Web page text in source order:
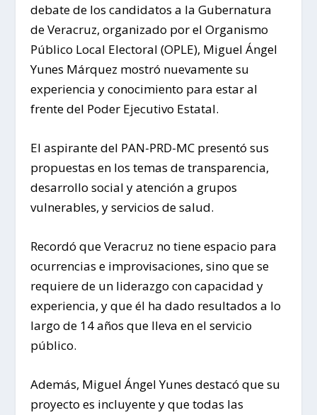
debate de los candidatos a la Gubernatura
de Veracruz, organizado por el Organismo
Público Local Electoral (OPLE), Miguel Ángel
Yunes Márquez mostró nuevamente su
experiencia y conocimiento para estar al
frente del Poder Ejecutivo Estatal.
El aspirante del PAN-PRD-MC presentó sus
propuestas en los temas de transparencia,
desarrollo social y atención a grupos
vulnerables, y servicios de salud.
Recordó que Veracruz no tiene espacio para
ocurrencias e improvisaciones, sino que se
requiere de un liderazgo con capacidad y
experiencia, y que él ha dado resultados a lo
largo de 14 años que lleva en el servicio
público.
Además, Miguel Ángel Yunes destacó que su
proyecto es incluyente y que todas las